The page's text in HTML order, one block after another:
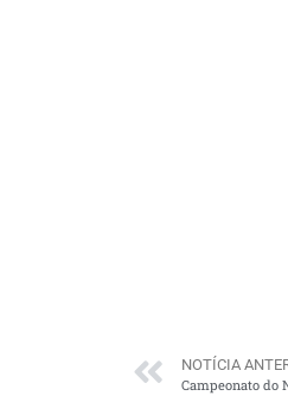
NOTÍCIA
Campeonato do